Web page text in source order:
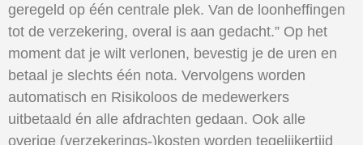
geregeld op één centrale plek. Van de loonheffingen
tot de verzekering, overal is aan gedacht.” Op het
moment dat je wilt verlonen, bevestig je de uren en
betaal je slechts één nota. Vervolgens worden
automatisch en Risikoloos de medewerkers
uitbetaald én alle afdrachten gedaan. Ook alle
overige (verzekerings-)kosten worden tegelijkertijd